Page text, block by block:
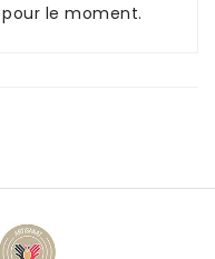
le moment.